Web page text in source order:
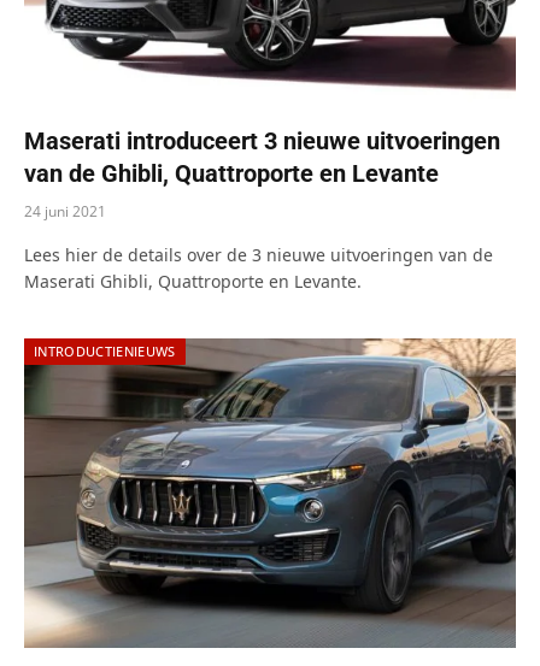
Maserati introduceert 3 nieuwe uitvoeringen
van de Ghibli, Quattroporte en Levante
24 juni 2021
Lees hier de details over de 3 nieuwe uitvoeringen van de
Maserati Ghibli, Quattroporte en Levante.
INTRODUCTIENIEUWS